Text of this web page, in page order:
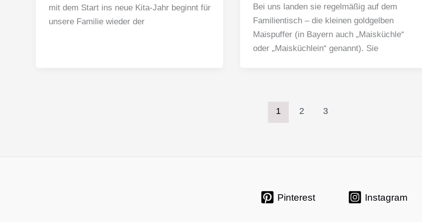
mit dem Start ins neue Kita-Jahr beginnt für
unsere Familie wieder der
Bei uns landen sie regelmäßig auf dem
Familientisch – die kleinen goldgelben
Maispuffer (in Bayern auch „Maisküchle“
oder „Maisküchlein“ genannt). Sie
1 2 3
Pinterest Instagram